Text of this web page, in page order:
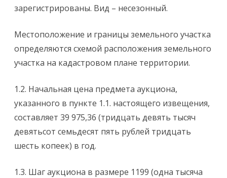
зарегистрированы. Вид – несезонный.
Местоположение и границы земельного участка
определяются схемой расположения земельного
участка на кадастровом плане территории.
1.2. Начальная цена предмета аукциона,
указанного в пункте 1.1. настоящего извещения,
составляет 39 975,36 (тридцать девять тысяч
девятьсот семьдесят пять рублей тридцать
шесть копеек) в год.
1.3. Шаг аукциона в размере 1199 (одна тысяча